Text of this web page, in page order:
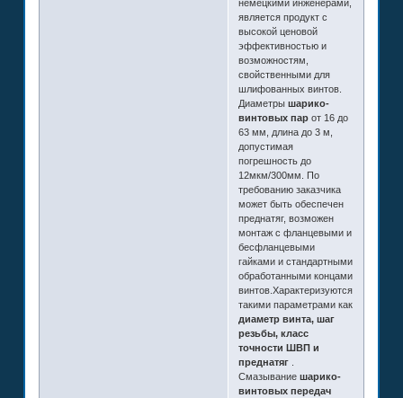
немецкими инженерами,
является продукт с
высокой ценовой
эффективностью и
возможностям,
свойственными для
шлифованных винтов.
Диаметры шарико-
винтовых парот 16 до
63 мм, длина до 3 м,
допустимая
погрешность до
12мкм/300мм. По
требованию заказчика
может быть обеспечен
преднатяг, возможен
монтаж с фланцевыми и
бесфланцевыми
гайками и стандартными
обработанными концами
винтов.Характеризуются
такими параметрами как
диаметр винта, шаг
резьбы, класс
точности ШВП и
преднатяг
Смазывание шарико-
винтовых передач